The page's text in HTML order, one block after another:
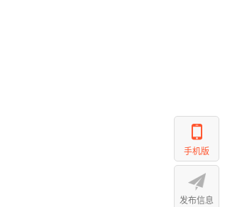
手机版
发布信息